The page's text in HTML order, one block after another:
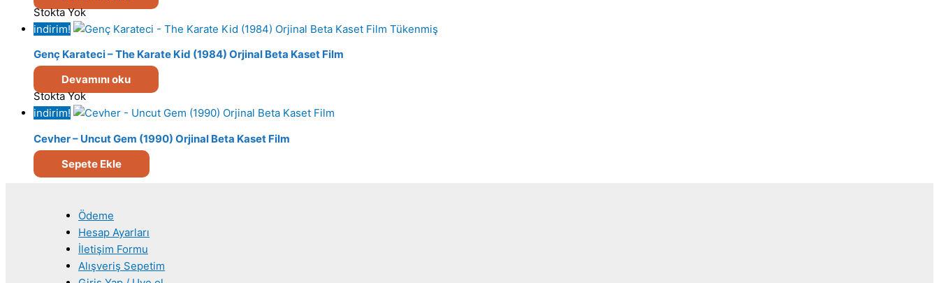
Stokta Yok
indirim!
Tükenmiş
Genç Karateci – The Karate Kid (1984) Orjinal Beta Kaset Film
Devamını oku
Stokta Yok
indirim!
Cevher – Uncut Gem (1990) Orjinal Beta Kaset Film
Sepete Ekle
Ödeme
Hesap Ayarları
İletişim Formu
Alışveriş Sepetim